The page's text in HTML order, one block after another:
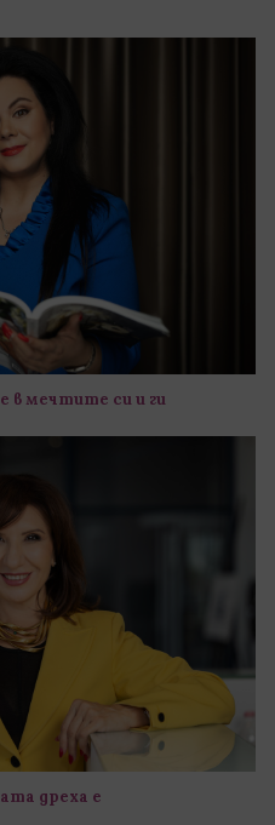
в мечтите си и ги
дреха е